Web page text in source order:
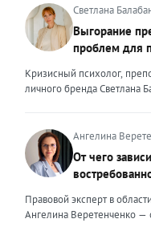
Светлана
Выгорание
проблем для
Кризисный психолог,
личного бренда Светлана
проблемой, однако
отличается от выгорания
сотрудник может уйти на
на что-то начальству или
себе начальник и основа
на паузу, а просто начнёт
Ангелина
От чего
Правовой эксперт в
Ангелина Веретенченко — о